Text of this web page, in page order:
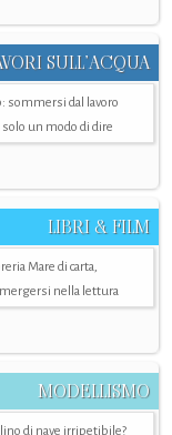
SULL’ACQUA
sommersi dal lavoro
solo un modo di dire
LIBRI & FILM
Mare di carta,
nella lettura
MODELLISMO
di nave irripetibile?